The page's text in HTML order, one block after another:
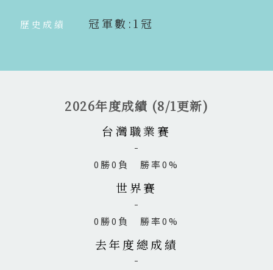
歷史成績 冠軍數:1冠
2026年度成績 (8/1更新)
台灣職業賽
0勝0負 勝率0%
世界賽
0勝0負 勝率0%
去年度總成績